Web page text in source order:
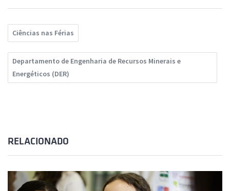
Ciências nas Férias
Departamento de Engenharia de Recursos Minerais e
Energéticos (DER)
RELACIONADO